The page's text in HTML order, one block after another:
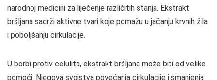
narodnoj medicini za liječenje različitih stanja. Ekstrakt
bršljana sadrži aktivne tvari koje pomažu u jačanju krvnih žila
i poboljšanju cirkulacije.
U borbi protiv celulita, ekstrakt bršljana može biti od velike
pomoći. Njegova svojstva povećanja cirkulacije i smanjenja